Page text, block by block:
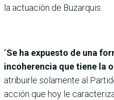
la actuación de Buzarquis.
“Se ha expuesto de una
incoherencia que tiene la
atribuirle solamente al
acción que hoy le